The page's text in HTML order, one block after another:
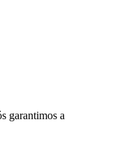
garantimos a